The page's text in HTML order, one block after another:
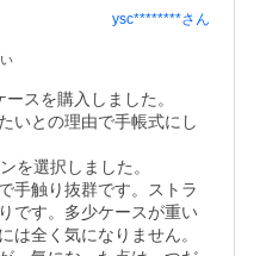
ysc********さん
スを購入しました。
いとの理由で手帳式にし
を選択しました。
手触り抜群です。ストラ
です。多少ケースが重い
は全く気になりません。